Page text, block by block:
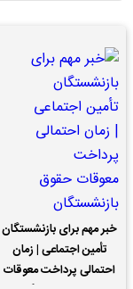
خبر مهم برای بازنشستگان
تأمین اجتماعی | زمان
احتمالی پرداخت معوقات